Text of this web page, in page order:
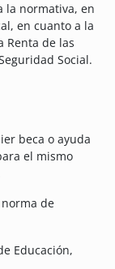
la normativa, en
en cuanto a la
Renta de las
Social.
beca o ayuda
el mismo
de
Educación,